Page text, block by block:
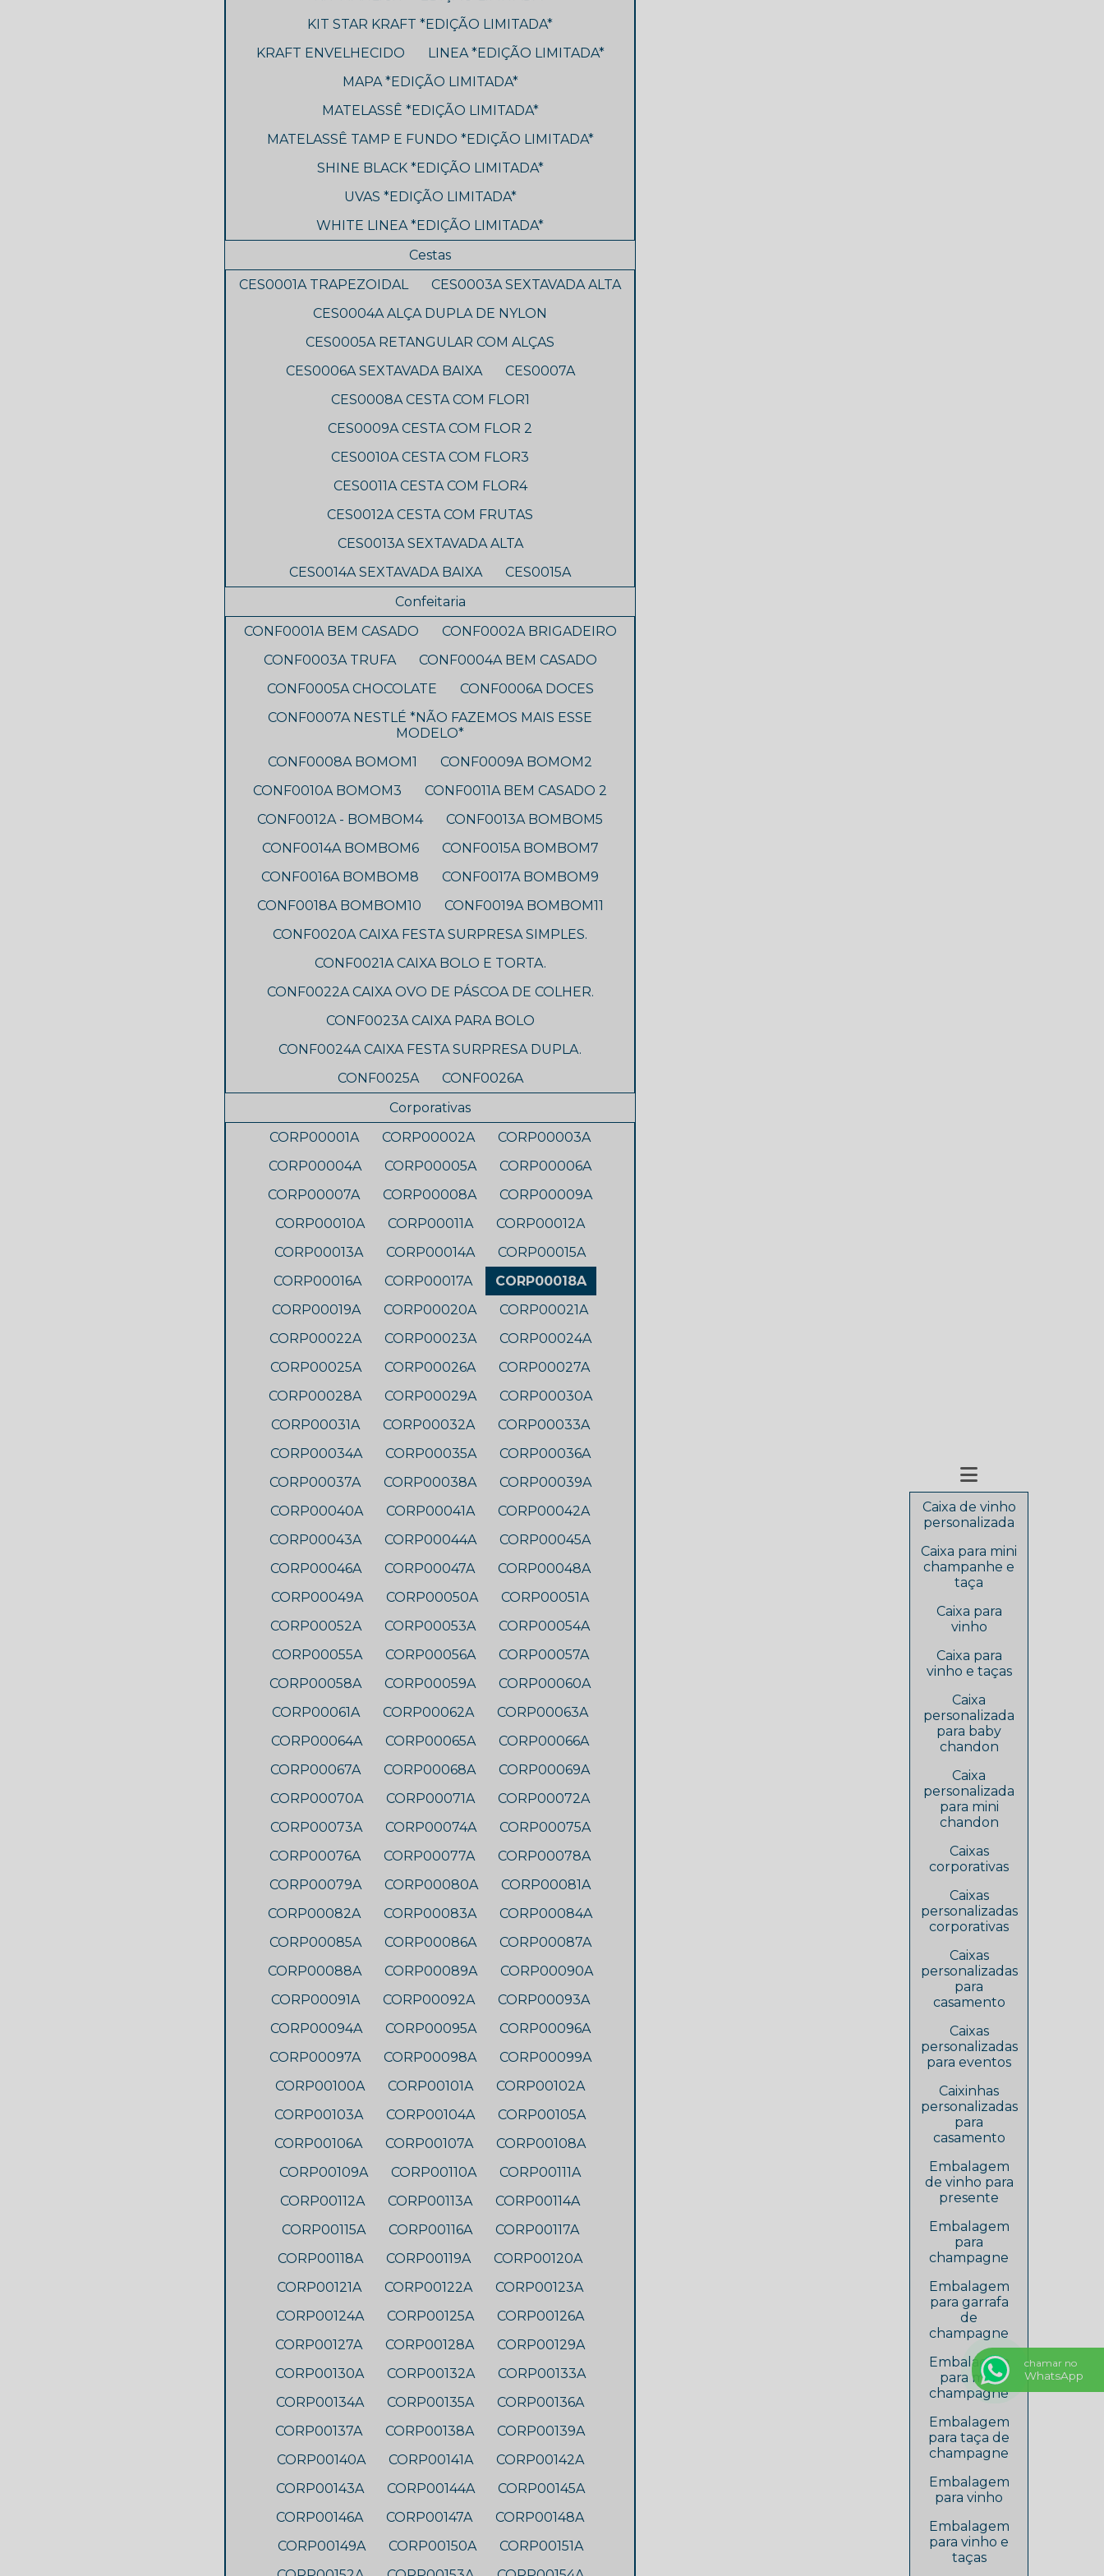
KIT STAR KRAFT *EDIÇÃO LIMITADA*
KRAFT ENVELHECIDO
LINEA *EDIÇÃO LIMITADA*
MAPA *EDIÇÃO LIMITADA*
MATELASSÊ *EDIÇÃO LIMITADA*
MATELASSÊ TAMP E FUNDO *EDIÇÃO LIMITADA*
SHINE BLACK *EDIÇÃO LIMITADA*
UVAS *EDIÇÃO LIMITADA*
WHITE LINEA *EDIÇÃO LIMITADA*
Cestas
CES0001A TRAPEZOIDAL
CES0003A SEXTAVADA ALTA
CES0004A ALÇA DUPLA DE NYLON
CES0005A RETANGULAR COM ALÇAS
CES0006A SEXTAVADA BAIXA
CES0007A
CES0008A CESTA COM FLOR1
CES0009A CESTA COM FLOR 2
CES0010A CESTA COM FLOR3
CES0011A CESTA COM FLOR4
CES0012A CESTA COM FRUTAS
CES0013A SEXTAVADA ALTA
CES0014A SEXTAVADA BAIXA
CES0015A
Confeitaria
CONF0001A BEM CASADO
CONF0002A BRIGADEIRO
CONF0003A TRUFA
CONF0004A BEM CASADO
CONF0005A CHOCOLATE
CONF0006A DOCES
CONF0007A NESTLÉ *NÃO FAZEMOS MAIS ESSE
MODELO*
CONF0008A BOMOM1
CONF0009A BOMOM2
CONF0010A BOMOM3
CONF0011A BEM CASADO 2
CONF0012A - BOMBOM4
CONF0013A BOMBOM5
CONF0014A BOMBOM6
CONF0015A BOMBOM7
CONF0016A BOMBOM8
CONF0017A BOMBOM9
CONF0018A BOMBOM10
CONF0019A BOMBOM11
CONF0020A CAIXA FESTA SURPRESA SIMPLES.
CONF0021A CAIXA BOLO E TORTA.
CONF0022A CAIXA OVO DE PÁSCOA DE COLHER.
CONF0023A CAIXA PARA BOLO
CONF0024A CAIXA FESTA SURPRESA DUPLA.
CONF0025A
CONF0026A
Corporativas
CORP00001A
CORP00002A
CORP00003A
CORP00004A
CORP00005A
CORP00006A
CORP00007A
CORP00008A
CORP00009A
CORP00010A
CORP00011A
CORP00012A
CORP00013A
CORP00014A
CORP00015A
CORP00016A
CORP00017A
CORP00018A
CORP00019A
CORP00020A
CORP00021A
CORP00022A
CORP00023A
CORP00024A
CORP00025A
CORP00026A
CORP00027A
CORP00028A
CORP00029A
CORP00030A
CORP00031A
CORP00032A
CORP00033A
CORP00034A
CORP00035A
CORP00036A
CORP00037A
CORP00038A
CORP00039A
CORP00040A
CORP00041A
CORP00042A
CORP00043A
CORP00044A
CORP00045A
CORP00046A
CORP00047A
CORP00048A
CORP00049A
CORP00050A
CORP00051A
CORP00052A
CORP00053A
CORP00054A
CORP00055A
CORP00056A
CORP00057A
CORP00058A
CORP00059A
CORP00060A
CORP00061A
CORP00062A
CORP00063A
CORP00064A
CORP00065A
CORP00066A
CORP00067A
CORP00068A
CORP00069A
CORP00070A
CORP00071A
CORP00072A
CORP00073A
CORP00074A
CORP00075A
CORP00076A
CORP00077A
CORP00078A
CORP00079A
CORP00080A
CORP00081A
CORP00082A
CORP00083A
CORP00084A
CORP00085A
CORP00086A
CORP00087A
CORP00088A
CORP00089A
CORP00090A
CORP00091A
CORP00092A
CORP00093A
CORP00094A
CORP00095A
CORP00096A
CORP00097A
CORP00098A
CORP00099A
CORP00100A
CORP00101A
CORP00102A
CORP00103A
CORP00104A
CORP00105A
CORP00106A
CORP00107A
CORP00108A
CORP00109A
CORP00110A
CORP00111A
CORP00112A
CORP00113A
CORP00114A
CORP00115A
CORP00116A
CORP00117A
CORP00118A
CORP00119A
CORP00120A
CORP00121A
CORP00122A
CORP00123A
CORP00124A
CORP00125A
CORP00126A
CORP00127A
CORP00128A
CORP00129A
CORP00130A
CORP00132A
CORP00133A
CORP00134A
CORP00135A
CORP00136A
CORP00137A
CORP00138A
CORP00139A
CORP00140A
CORP00141A
CORP00142A
CORP00143A
CORP00144A
CORP00145A
CORP00146A
CORP00147A
CORP00148A
CORP00149A
CORP00150A
CORP00151A
Caixa de vinho
personalizada
Caixa para mini
champanhe e
taça
Caixa para
vinho
Caixa para
vinho e taças
Caixa
personalizada
para baby
chandon
Caixa
personalizada
para mini
chandon
Caixas
corporativas
Caixas
personalizadas
corporativas
Caixas
personalizadas
para
casamento
Caixas
personalizadas
para eventos
Caixinhas
personalizadas
para
casamento
Embalagem
de vinho para
presente
Embalagem
para
champagne
Embalagem
para garrafa
de
champagne
Embalagem
para mini
champagne
Embalagem
para taça de
champagne
Embalagem
para vinho
Embalagem
para vinho e
taças
chamar no
WhatsApp